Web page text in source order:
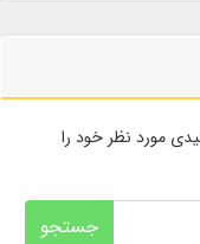
مورد نظر خود را
جستجو